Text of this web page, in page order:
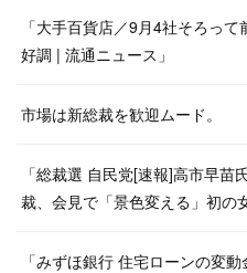
「大手百貨店／9月4社そろっ
好調 | 流通ニュース」
市場は新総裁を歓迎ムード。
「総裁選 自民党[速報]高市早
裁、会見で「景色変える」初の
「みずほ銀行 住宅ローンの変